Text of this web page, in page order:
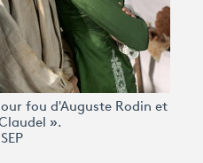
fou d'Auguste Rodin et
».